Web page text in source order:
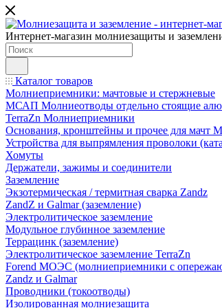
Интернет-магазин молниезащиты и
Каталог товаров
Молниеприемники: мачтовые и стержневые
МСАП Молниеотводы отдельно стоящие
TerraZn Молниеприемники
Основания, кронштейны и прочее для мачт
Устройства для выпрямления проволоки
Хомуты
Держатели, зажимы и соединители
Заземление
Экзотермическая / термитная сварка Zandz
ZandZ и Galmar (заземление)
Электролитическое заземление
Модульное глубинное заземление
Террацинк (заземление)
Электролитическое заземление TerraZn
Forend МОЭС (молниеприемники с
Zandz и Galmar
Проводники (токоотводы)
Изолированная молниезащита